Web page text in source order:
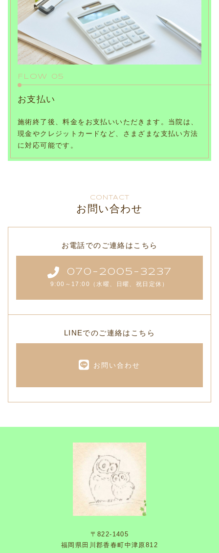
FLOW 05
お支払い
施術終了後、料金をお支払いいただきます。当院は、
現金やクレジットカードなど、さまざまな支払い方法
に対応可能です。
CONTACT
お問い合わせ
お電話でのご連絡はこちら
070-2005-3237
9:00～17:00（水曜、日曜、祝日定休）
LINEでのご連絡はこちら
お問い合わせ
〒822-1405
福岡県田川郡香春町中津原812